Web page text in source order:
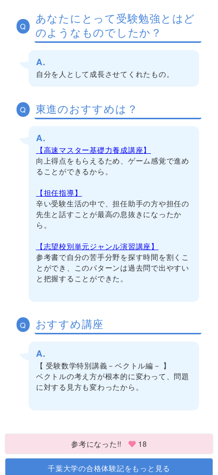
Q
あなたにとって受験勉強とはど
のようなものでしたか？
A.
自分を人として成長させてくれたもの。
Q 東進のおすすめは？
A.
【高速マスター基礎力養成講座】
向上得点をもらえるため、ゲーム感覚で進め
ることができるから。
【担任指導】
辛い受験生活の中で、担任助手の方や担任の
先生と話すことが最高の息抜きになったか
ら。
【志望校別単元ジャンル演習講座】
参考書で自分の苦手分野を探す時間を割くこ
とができ、このパターンは過去問で出やすい
と把握することができた。
Q おすすめ講座
A.
【 受験数学特別講義－ベクトル編－ 】
ベクトルの考え方が根本的に変わって、問題
に対する見方も変わったから。
参考になった!! 18
千葉大学の合格体験記をもっと見る